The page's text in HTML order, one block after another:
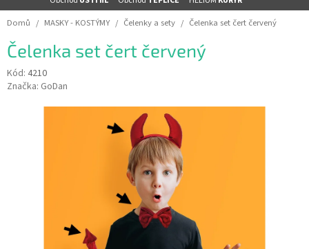
HELIUM
PÁRTY
OSLAVY
Domů / MASKY - KOSTÝMY / Čelenky a sety / Čelenka set čert červený
Čelenka set čert červený
Kód: 4210
Značka: GoDan